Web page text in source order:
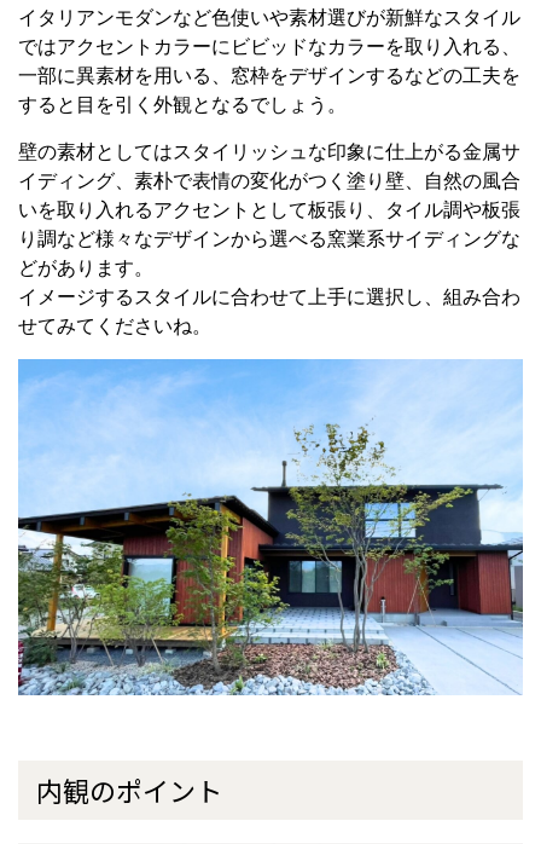
イタリアンモダンなど色使いや素材選びが新鮮なスタイル
ではアクセントカラーにビビッドなカラーを取り入れる、
一部に異素材を用いる、窓枠をデザインするなどの工夫を
すると目を引く外観となるでしょう。
壁の素材としてはスタイリッシュな印象に仕上がる金属サ
イディング、素朴で表情の変化がつく塗り壁、自然の風合
いを取り入れるアクセントとして板張り、タイル調や板張
り調など様々なデザインから選べる窯業系サイディングな
どがあります。
イメージするスタイルに合わせて上手に選択し、組み合わ
せてみてくださいね。
内観のポイント